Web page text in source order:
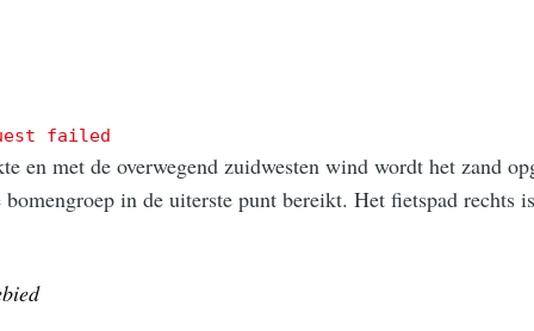
failed
en met de overwegend zuidwesten wind wordt het zand
in de uiterste punt bereikt. Het fietspad rechts